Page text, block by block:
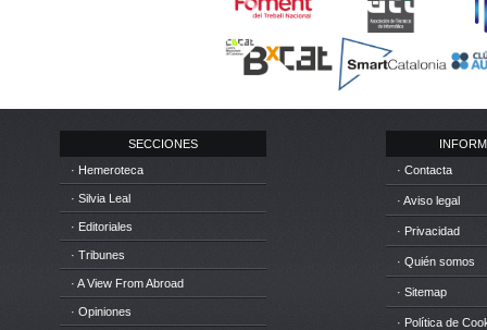
SECCIONES
· Hemeroteca
· Silvia Leal
· Editoriales
· Tribunes
· A View From Abroad
· Opiniones
· Contacta
· Aviso legal
· Privacidad
· Quién somos
· Sitemap
· Política de